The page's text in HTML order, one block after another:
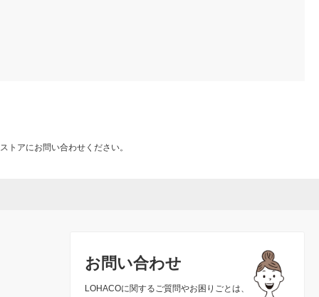
トアにお問い合わせください。
お問い合わせ
LOHACOに関するご質問やお困りごとは、